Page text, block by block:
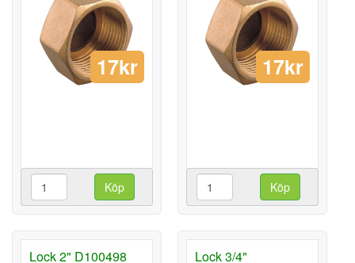
17kr
Köp
17kr
Köp
Lock 2" D100498 Lock 3/4"